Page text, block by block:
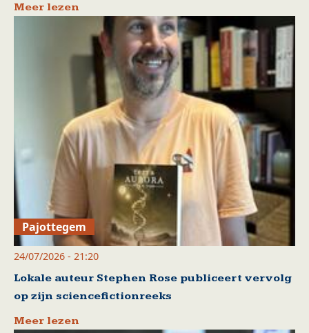
Meer lezen
Pajottegem
24/07/2026 - 21:20
Lokale auteur Stephen Rose publiceert vervolg
op zijn sciencefictionreeks
Meer lezen